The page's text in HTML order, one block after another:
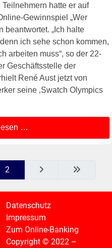
hatte er auf
Gewinnspiel „Wer
beantwortet. „Ich halte
ich sehe schon kommen,
arbeiten muss“, so der 22-
Geschäftsstelle der
René Aust jetzt von
seine ‚Swatch Olympics
…
2
Datenschutz
Impressum
Zum Online-Banking
Copyright © 2022 –